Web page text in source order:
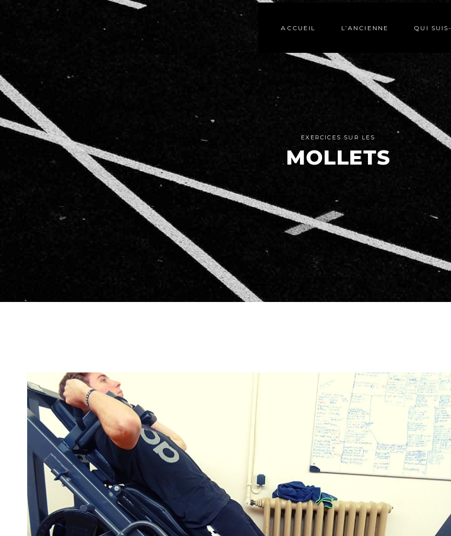
ACCUEIL L’ANCIENNE QUI
EXERCICES SUR LES
MOLLETS